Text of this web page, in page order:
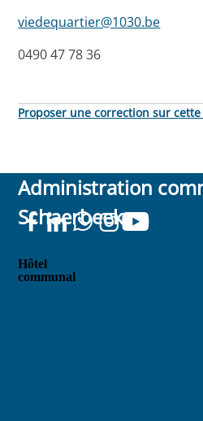
viedequartier@1030.be
0490 47 78 36
Proposer une correction sur cette
Administration
Schaerbeek
Hôtel
communal